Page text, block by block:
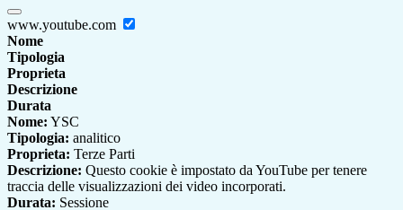
www.youtube.com
Nome
Tipologia
Proprieta
Descrizione
Durata
Nome: YSC
Tipologia: analitico
Proprieta: Terze Parti
Descrizione: Questo cookie è impostato da YouTube per tenere
traccia delle visualizzazioni dei video incorporati.
Durata: Sessione